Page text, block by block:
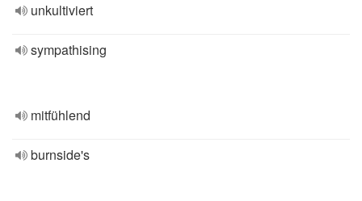
unkultiviert
sympathising
mitfühlend
burnside's